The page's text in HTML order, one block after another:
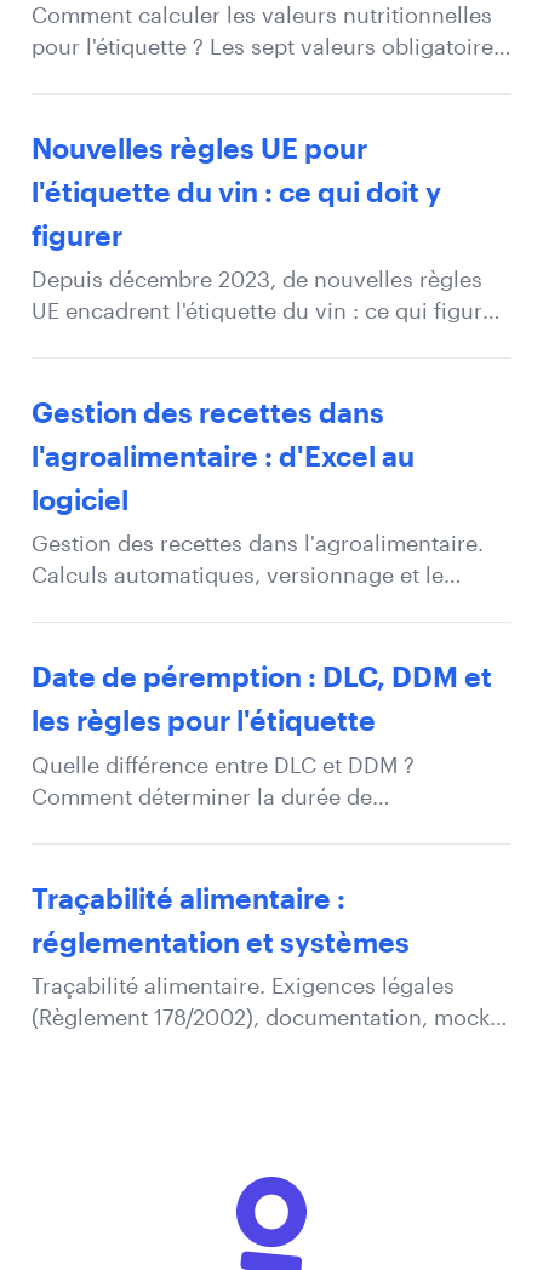
Comment calculer les valeurs nutritionnelles
pour l'étiquette ? Les sept valeurs obligatoires,
Nouvelles règles UE pour
l'étiquette du vin : ce qui doit y
figurer
Depuis décembre 2023, de nouvelles règles
UE encadrent l'étiquette du vin : ce qui figure
Gestion des recettes dans
l'agroalimentaire : d'Excel au
logiciel
Gestion des recettes dans l'agroalimentaire.
Calculs automatiques, versionnage et le
Date de péremption : DLC, DDM et
les règles pour l'étiquette
Quelle différence entre DLC et DDM ?
Comment déterminer la durée de
Traçabilité alimentaire :
réglementation et systèmes
Traçabilité alimentaire. Exigences légales
(Règlement 178/2002), documentation, mock